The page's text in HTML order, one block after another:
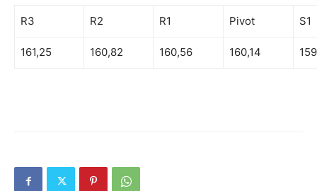
R3 R2 R1 Pivot S1
161,25 160,82 160,56 160,14